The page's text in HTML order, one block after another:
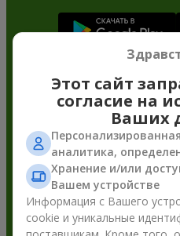
Этот сайт
согласие на
Ваших
аналитика,
Хранение и/или
Вашем устройстве
Информация с Вашего
cookie и уникальные